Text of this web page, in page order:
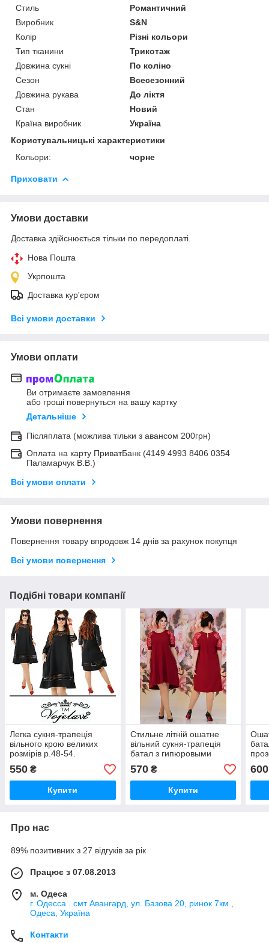
Стиль
Романтичний
Виробник
S&N
Колір
Різні кольори
Тип тканини
Трикотаж
Довжина сукні
По коліно
Сезон
Всесезонний
Довжина рукава
До ліктя
Стан
Новий
Країна виробник
Україна
Користувальницькі характеристики
Кольори:
чорне
Приховати
Умови доставки
Доставка здійснюється тільки по передоплаті.
Нова Пошта
Укрпошта
Доставка кур'єром
Всі умови доставки
Умови оплати
Ви отримаєте замовлення
або гроші повернуться на вашу картку
Детальніше
Післяплата (можлива тільки з авансом 200грн)
Оплата на карту ПриватБанк (4149 4993 8406 0354
Паламарчук В.В.)
Всі умови оплати
Умови повернення
Повернення товару впродовж 14 днів за рахунок покупця
Всі умови повернення
Подібні товари компанії
Легка сукня-трапеція
вільного крою великих
розмірів р.48-54.
550 ₴
Купити
Стильне літній ошатне
вільний сукня-трапеція
батал з гипюровыми
Арт-2231/42
570₴
Купити
600
Про нас
89% позитивних з 27 відгуків за рік
Працює з 07.08.2013
м. Одеса
г. Одесса . смт Авангард, ул. Базова 20, ринок 7км ,
Одеса, Україна
Контакти